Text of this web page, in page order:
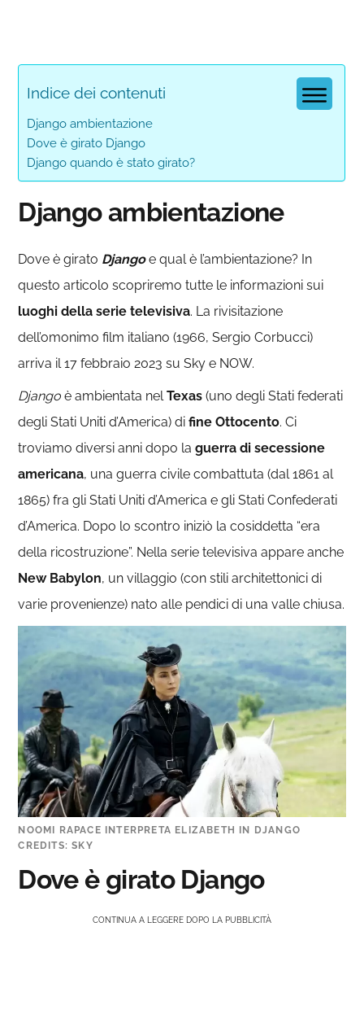
Indice dei contenuti
Django ambientazione
Dove è girato Django
Django quando è stato girato?
Django ambientazione
Dove è girato Djangoe qual è l’ambientazione? In
questo articolo scopriremo tutte le informazioni sui
luoghi della serie televisiva. La rivisitazione
dell’omonimo film italiano (1966, Sergio Corbucci)
arriva il 17 febbraio 2023 su Sky e NOW.
Djangoè ambientata nelTexas (uno degli Stati federati
degli Stati Uniti d’America) difine Ottocento. Ci
troviamo diversi anni dopo laguerra di secessione
americana, una guerra civile combattuta (dal 1861 al
1865) fra gli Stati Uniti d’America e gli Stati Confederati
d’America. Dopo lo scontro iniziò la cosiddetta “era
della ricostruzione”. Nella serie televisiva appare anche
New Babylon, un villaggio (con stili architettonici di
varie provenienze) nato alle pendici di una valle chiusa.
NOOMI RAPACE INTERPRETA ELIZABETH IN DJANGO
CREDITS: SKY
Dove è girato Django
CONTINUA A LEGGERE DOPO LA PUBBLICITÀ